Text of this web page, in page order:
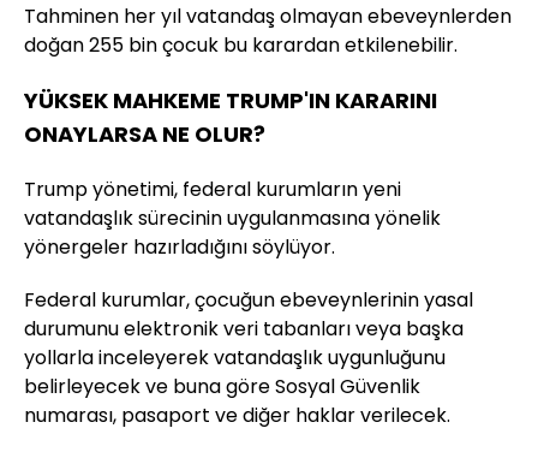
Tahminen her yıl vatandaş olmayan ebeveynlerden
doğan 255 bin çocuk bu karardan etkilenebilir.
YÜKSEK MAHKEME TRUMP'IN KARARINI
ONAYLARSA NE OLUR?
Trump yönetimi, federal kurumların yeni
vatandaşlık sürecinin uygulanmasına yönelik
yönergeler hazırladığını söylüyor.
Federal kurumlar, çocuğun ebeveynlerinin yasal
durumunu elektronik veri tabanları veya başka
yollarla inceleyerek vatandaşlık uygunluğunu
belirleyecek ve buna göre Sosyal Güvenlik
numarası, pasaport ve diğer haklar verilecek.